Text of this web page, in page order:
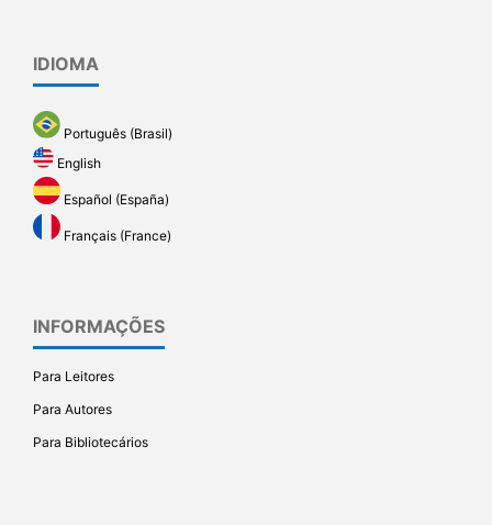
IDIOMA
Português (Brasil)
English
Español (España)
Français (France)
INFORMAÇÕES
Para Leitores
Para Autores
Para Bibliotecários